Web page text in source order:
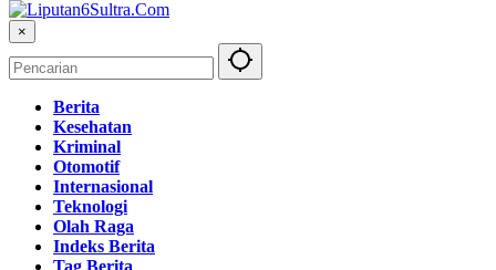
×
Berita
Kesehatan
Kriminal
Otomotif
Internasional
Teknologi
Olah Raga
Indeks Berita
Tag Berita